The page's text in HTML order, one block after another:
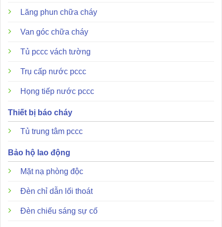
Lăng phun chữa cháy
Van góc chữa cháy
Tủ pccc vách tường
Trụ cấp nước pccc
Họng tiếp nước pccc
Thiết bị báo cháy
Tủ trung tâm pccc
Bảo hộ lao động
Mặt nạ phòng độc
Đèn chỉ dẫn lối thoát
Đèn chiếu sáng sự cố